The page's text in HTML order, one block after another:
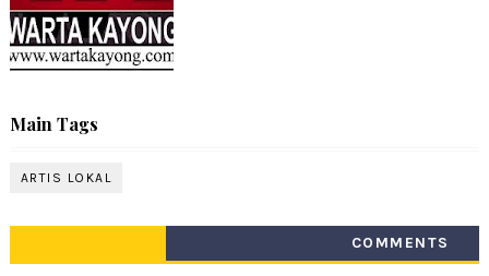
Main Tags
ARTIS LOKAL
COMMENTS